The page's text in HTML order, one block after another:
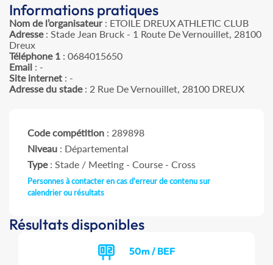
Informations pratiques
Nom de l’organisateur: ETOILE DREUX ATHLETIC CLUB
Adresse: Stade Jean Bruck - 1 Route De Vernouillet, 28100
Dreux
Téléphone 1 : 0684015650
Email : -
Site internet : -
Adresse du stade: 2 Rue De Vernouillet, 28100 DREUX
Code compétition : 289898
Niveau : Départemental
Type: Stade / Meeting - Course - Cross
Personnes à contacter en cas d'erreur de contenu sur
calendrier ou résultats
Résultats disponibles
50m / BEF